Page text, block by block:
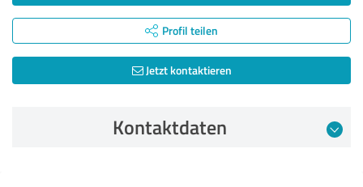
Profil teilen
Jetzt kontaktieren
Kontaktdaten